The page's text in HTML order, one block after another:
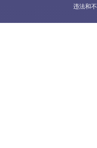
违法和